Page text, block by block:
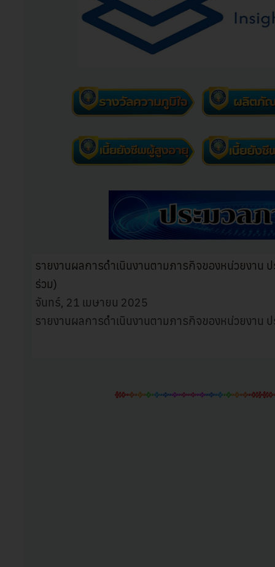
รายงานผลการดำเนินงานตามภารกิจของหน่วยงาน
ร่วม)
จันทร์, 21 เมษายน 2025
รายงานผลการดำเนินงานตามภารกิจของหน่วยงาน